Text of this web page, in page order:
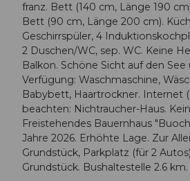
franz. Bett (140 cm, Länge 190
Bett (90 cm, Länge 200 cm).
Geschirrspüler, 4
2 Duschen/WC, sep. WC. Keine
Balkon. Schöne Sicht auf den
Verfügung: Waschmaschine,
Babybett, Haartrockner. Internet
beachten: Nichtraucher-Haus.
Freistehendes Bauernhaus
Jahre 2026. Erhöhte Lage. Zur
Grundstück, Parkplatz (für 2
Grundstück. Bushaltestelle 2.6 km.